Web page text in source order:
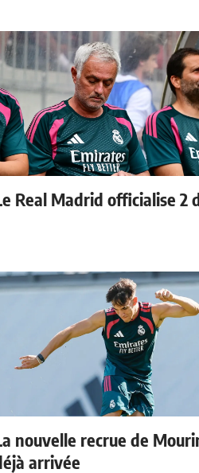
Real Madrid officialise 2
nouvelle recrue de
arrivée